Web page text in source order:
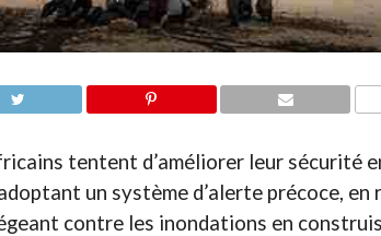
tentent d’améliorer leur sécurité
un système d’alerte précoce, en
contre les inondations en